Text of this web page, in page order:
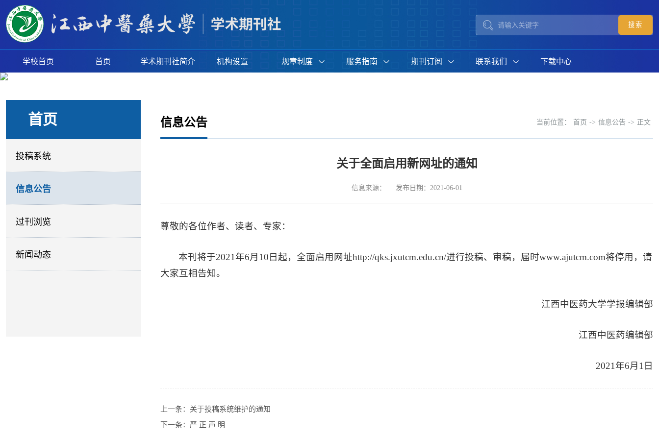
学校首页 首页 学术期刊社简介 机构设置 规章制度 服务指南 期刊订阅 联系我们 下载中心
首页
投稿系统
信息公告
过刊浏览
新闻动态
信息公告 当前位置： 首页 -> 信息公告 -> 正文
关于全面启用新网址的通知
信息来源： 发布日期：2021-06-01
尊敬的各位作者、读者、专家：
本刊将于2021年6月10日起，全面启用网址http://qks.jxutcm.edu.cn/进行投稿、审稿，届时www.ajutcm.com将停用，请
大家互相告知。
江西中医药大学学报编辑部
江西中医药编辑部
2021年6月1日
上一条： 关于投稿系统维护的通知
下一条： 严 正 声 明